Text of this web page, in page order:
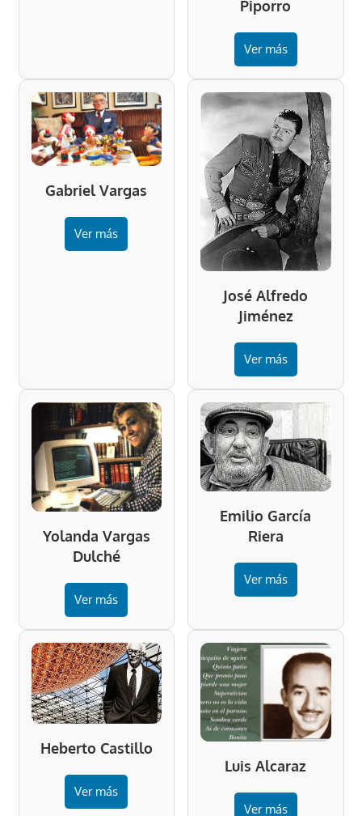
Piporro
Ver más
Gabriel Vargas
Ver más
José Alfredo
Jiménez
Ver más
Yolanda Vargas
Dulché
Ver más
Emilio García
Riera
Ver más
Heberto Castillo
Ver más
Luis Alcaraz
Ver más